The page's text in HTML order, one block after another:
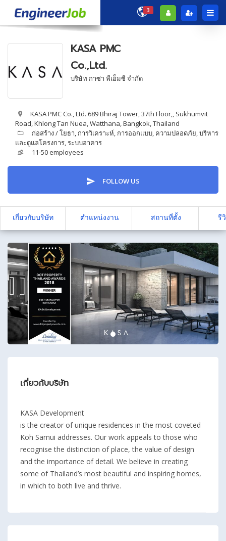
3
KASA PMC
Co.,Ltd.
บริษัท กาซ่า พีเอ็มซี จำกัด
KASA PMC Co., Ltd. 689 Bhiraj Tower, 37th Floor,, Sukhumvit
Road, Khlong Tan Nuea, Watthana, Bangkok, Thailand
ก่อสร้าง / โยธา, การวิเคราะห์, การออกแบบ, ความปลอดภัย,บริหาร
และดูแลโครงการ,ระบบอาคาร
11-50 employees
FOLLOW US
เกี่ยวกับบริษัท ตำแหน่งงาน สถานที่ตั้ง รี
เกี่ยวกับบริษัท
KASA Development
is the creator of unique residences in the most coveted
Koh Samui addresses. Our work appeals to those who
recognise the distinction of place, the value of design
and the importance of detail. We believe in creating
some of Thailand’s most beautiful and inspiring homes,
in which to both live and thrive.